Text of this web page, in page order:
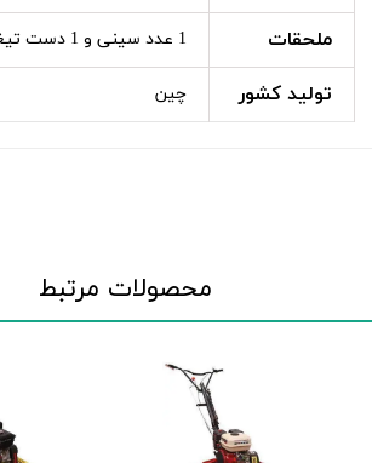
ملحقات 1 عدد سینی و 1 دست تیغه ماله
تولید کشور چین
محصولات مرتبط